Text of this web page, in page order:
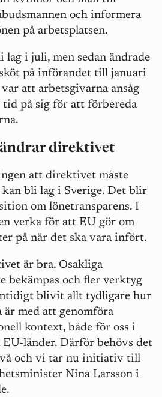
och informera
på arbetsplatsen.
i juli, men sedan ändrade
på införandet till januari
att arbetsgivarna ansåg
tid på sig för att förbereda
direktivet
att direktivet måste
kan bli lag i Sverige. Det blir
om lönetransparens. I
verka för att EU gör om
på när det ska vara infört.
är bra. Osakliga
bekämpas och fler verktyg
blivit allt tydligare hur
är med att genomföra
kontext, både för oss i
EU-länder. Därför behövs det
och vi tar nu initiativ till
Nina Larsson i